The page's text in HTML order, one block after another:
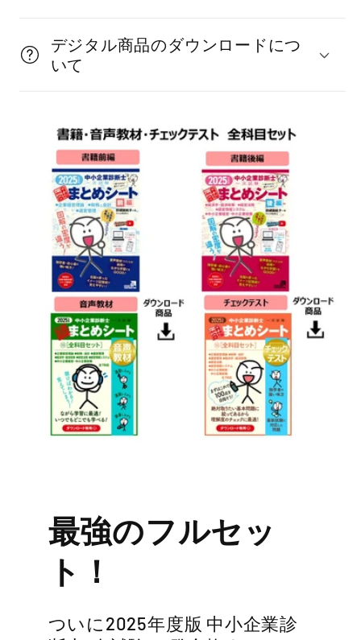
デジタル商品のダウンロードにつ
いて
最強のフルセッ
ト！
ついに2025年度版 中小企業診